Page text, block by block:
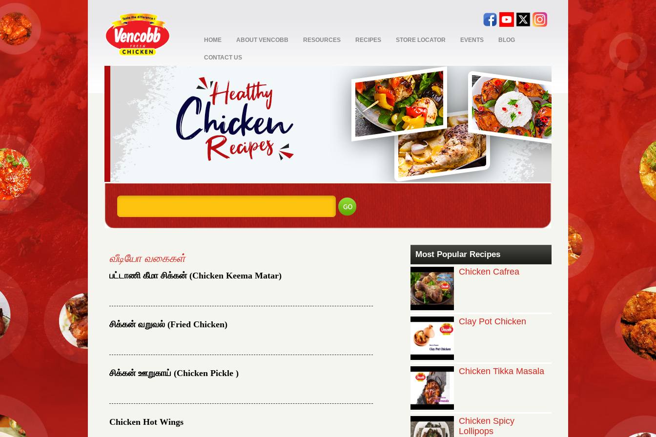
HOME ABOUT VENCOBB RESOURCES RECIPES STORE LOCATOR EVENTS BLOG
CONTACT US
2
வீடியோ வகைகள்
பட்டாணி கீமா சிக்கன் (Chicken Keema Matar)
சிக்கன் வறுவல் (Fried Chicken)
சிக்கன் ஊறுகாய் (Chicken Pickle )
Chicken Hot Wings
Most Popular Recipes
Chicken Cafrea
Clay Pot Chicken
Chicken Tikka Masala
Chicken Spicy
Lollipops